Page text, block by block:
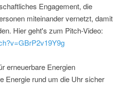
Engagement, die
miteinander vernetzt, damit
Hier geht's zum Pitch-Video:
erneuerbare Energien
Energie rund um die Uhr sicher